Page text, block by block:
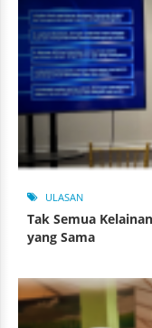
ULASAN
Tak Semua
yang Sama